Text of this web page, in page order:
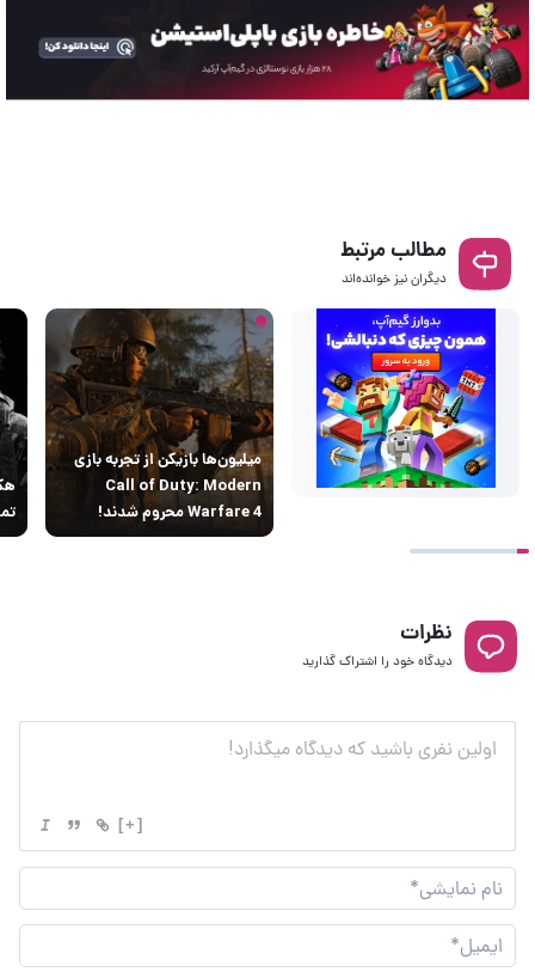
مطالب مرتبط
دیگران نیز خوانده‌اند
میلیون‌ها بازیکن از تجربه بازی
Call of Duty: Modern
Warfare 4 محروم شدند!
نظرات
دیدگاه خود را اشتراک گذارید
[+]
نام